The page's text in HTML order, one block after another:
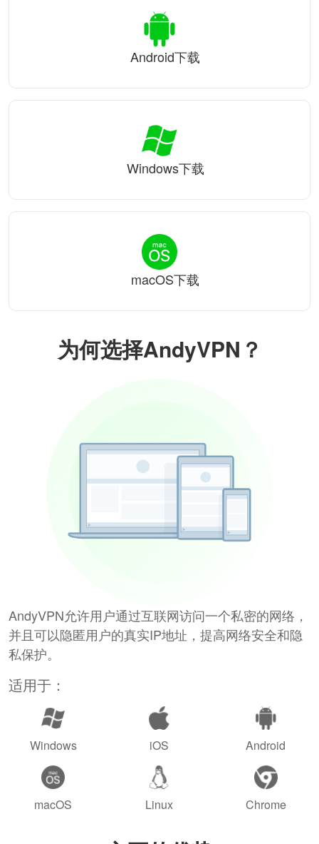
为何选择AndyVPN？
AndyVPN允许用户通过互联网访问一个私密的网络，
并且可以隐匿用户的真实IP地址，提高网络安全和隐
私保护。
适用于：
Windows iOS Android
macOS Linux Chrome
Android下载
Windows下载
macOS下载